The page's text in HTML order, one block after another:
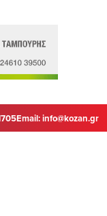
Email:info@kozan.gr